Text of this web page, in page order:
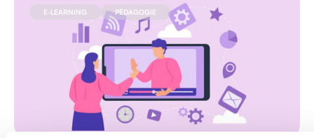
E-LEARNING PÉDAGOGIE